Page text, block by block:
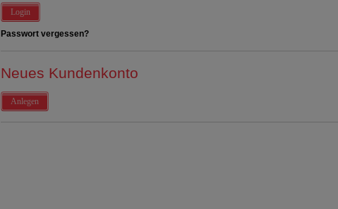
Login
Passwort vergessen?
Neues Kundenkonto
Anlegen